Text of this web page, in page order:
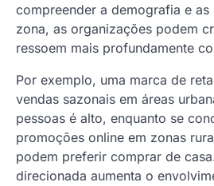
compreender a demografia e
zona, as organizações podem
ressoem mais profundamente
Por exemplo, uma marca de
vendas sazonais em áreas
pessoas é alto, enquanto se
promoções online em zonas
podem preferir comprar de
direcionada aumenta o